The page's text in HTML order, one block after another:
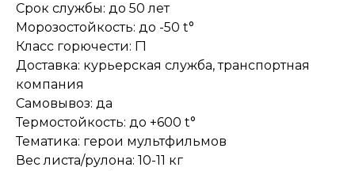
Срок службы: до 50 лет
Морозостойкость: до -50 t°
Класс горючести: Г1
Доставка: курьерская служба, транспортная
компания
Самовывоз: да
Термостойкость: до +600 t°
Тематика: герои мультфильмов
Вес листа/рулона: 10-11 кг